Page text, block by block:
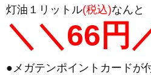
灯油１リットル(税込)なんと
＼＼66円
●メガテンポイントカードが